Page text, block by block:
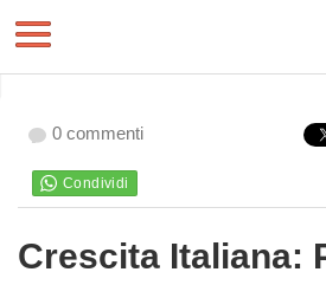
0 commenti
Crescita Italiana: